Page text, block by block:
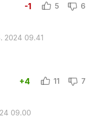
-1 5 6
2024 09.41
+4 11 7
09.00